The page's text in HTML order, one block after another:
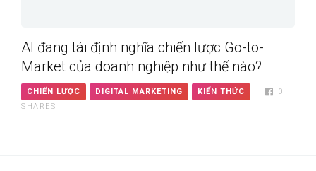
AI đang tái định nghĩa chiến lược Go-to-
Market của doanh nghiệp như thế nào?
CHIẾN LƯỢC DIGITAL MARKETING KIẾN THỨC
0
SHARES